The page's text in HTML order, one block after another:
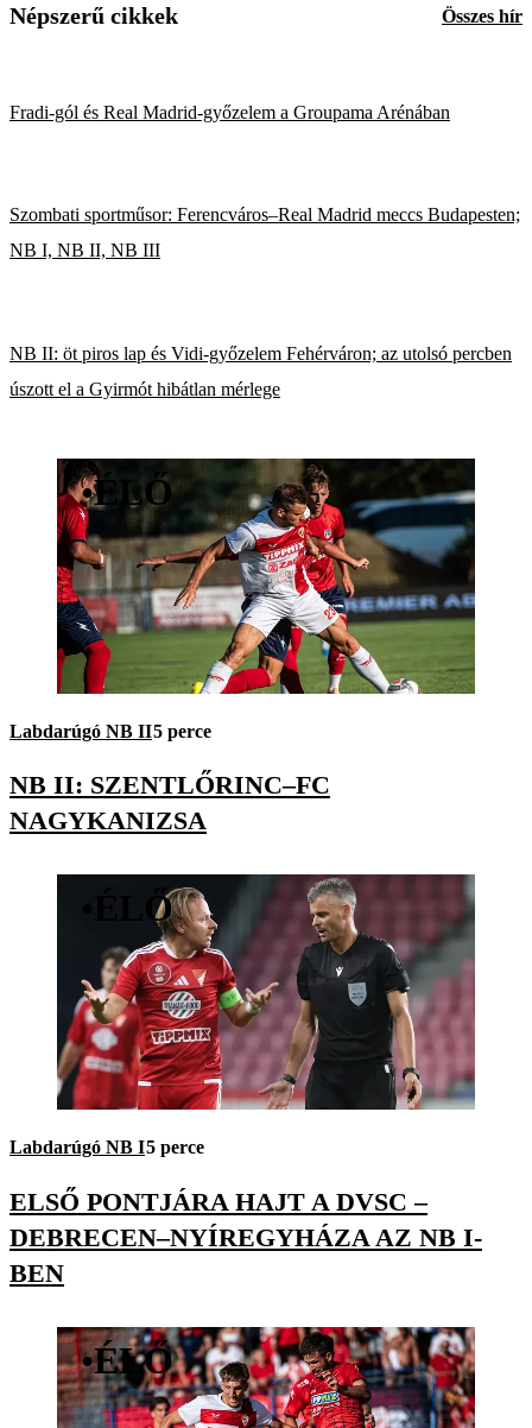
Népszerű cikkek Összes hír
Fradi-gól és Real Madrid-győzelem a Groupama Arénában
Szombati sportműsor: Ferencváros–Real Madrid meccs Budapesten;
NB I, NB II, NB III
NB II: öt piros lap és Vidi-győzelem Fehérváron; az utolsó percben
úszott el a Gyirmót hibátlan mérlege
•ÉLŐ
Labdarúgó NB II5 perce
NB II: SZENTLŐRINC–FC
NAGYKANIZSA
• ÉLŐ
Labdarúgó NB I5 perce
ELSŐ PONTJÁRA HAJT A DVSC –
DEBRECEN–NYÍREGYHÁZA AZ NB I-
BEN
•ÉLŐ